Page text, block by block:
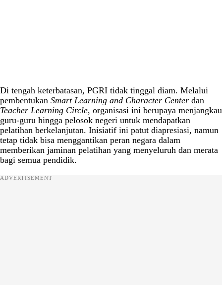
Di tengah keterbatasan, PGRI tidak tinggal diam. Melalui
pembentukan Smart Learning and Character Center dan
Teacher Learning Circle, organisasi ini berupaya menjangkau
guru-guru hingga pelosok negeri untuk mendapatkan
pelatihan berkelanjutan. Inisiatif ini patut diapresiasi, namun
tetap tidak bisa menggantikan peran negara dalam
memberikan jaminan pelatihan yang menyeluruh dan merata
bagi semua pendidik.
ADVERTISEMENT